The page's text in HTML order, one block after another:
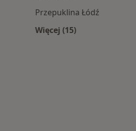
Przepuklina Łódź
Więcej (15)